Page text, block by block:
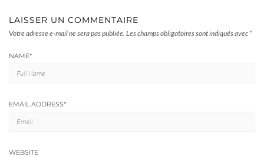
LAISSER UN COMMENTAIRE
Votre adresse e-mail ne sera pas publiée. Les champs obligatoires sont indiqués avec *
NAME*
EMAIL ADDRESS*
WEBSITE